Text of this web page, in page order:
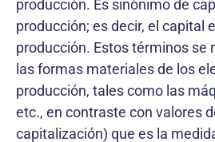
producción. Es sinónimo de
producción; es decir, el capital
producción. Estos términos se
las formas materiales de los
producción, tales como las
etc., en contraste con valores
capitalización) que es la